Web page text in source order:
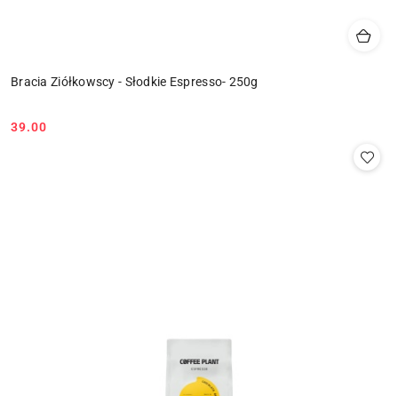
Bracia Ziółkowscy - Słodkie Espresso- 250g
Cena:
39.00